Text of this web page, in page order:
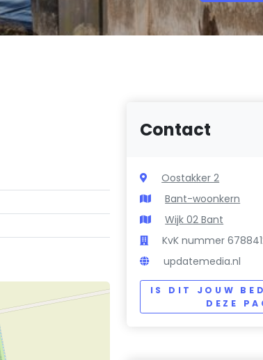
Contact
Oostakker 2
Bant-woonkern
Wijk 02 Bant
KvK nummer
updatemedia.nl
IS DIT JOUW
DEZE